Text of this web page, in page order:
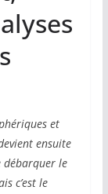
et
ensuite
débarquer le
c’est le